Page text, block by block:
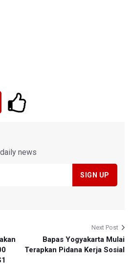
news
Next Post
Bapas Yogyakarta Mulai
Terapkan Pidana Kerja Sosial